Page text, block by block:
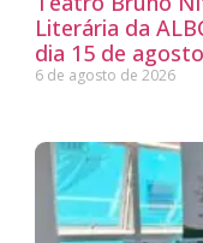
Literária da
dia 15 de agosto
6 de agosto de 2026